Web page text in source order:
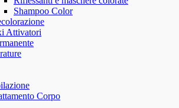
Shampoo Color
Attivatori
Corpo